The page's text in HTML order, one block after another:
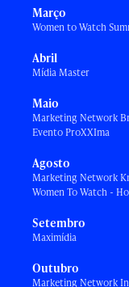
Março
Women to Watch
Abril
Mídia Master
Maio
Marketing Network
Evento ProXXIma
Agosto
Marketing Network
Women To Watch -
Setembro
Maximídia
Outubro
Marketing Network